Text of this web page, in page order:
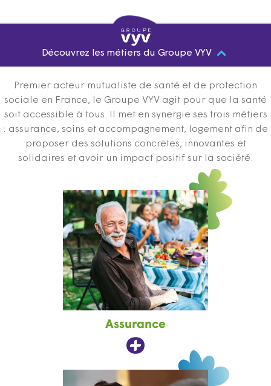
Découvrez les métiers du Groupe VYV
Premier acteur mutualiste de santé et de protection
sociale en France, le Groupe VYV agit pour que la santé
soit accessible à tous. Il met en synergie ses trois métiers
: assurance, soins et accompagnement, logement afin de
proposer des solutions concrètes, innovantes et
solidaires et avoir un impact positif sur la société.
Assurance